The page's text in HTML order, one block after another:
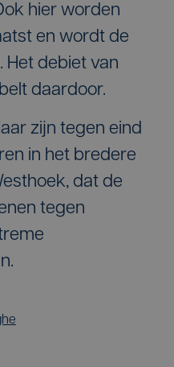
hier worden
en wordt de
Het debiet van
daardoor.
zijn tegen eind
in het bredere
dat de
tegen